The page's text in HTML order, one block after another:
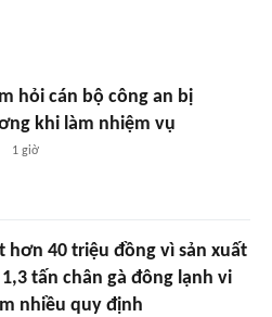
hỏi cán bộ công an bị
khi làm nhiệm vụ
1 giờ
hơn 40 triệu đồng vì sản xuất
tấn chân gà đông lạnh vi
nhiều quy định